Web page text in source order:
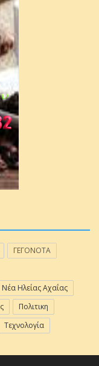
ΓΕΓΟΝΟΤΑ
Νέα Ηλείας Αχαΐας
Πολιτικη
Τεχνολογία